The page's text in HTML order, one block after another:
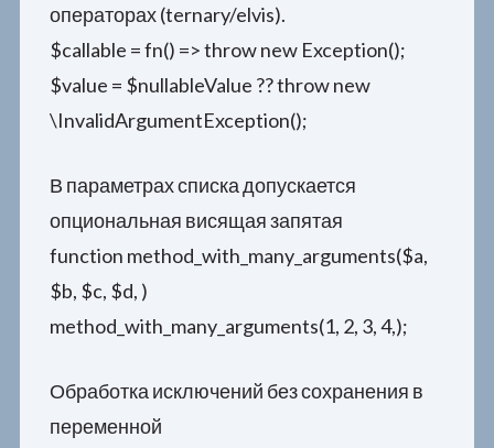
операторах (ternary/elvis).
$callable = fn() => throw new Exception();
$value = $nullableValue ?? throw new
\InvalidArgumentException();
В параметрах списка допускается
опциональная висящая запятая
function method_with_many_arguments($a,
$b, $c, $d, )
method_with_many_arguments(1, 2, 3, 4,);
Обработка исключений без сохранения в
переменной